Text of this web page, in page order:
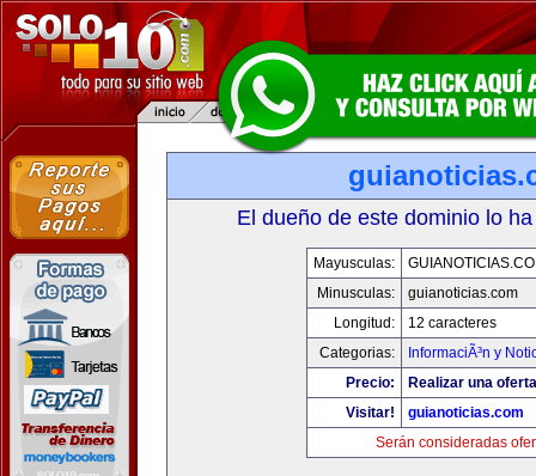
El dueño de este dominio lo
Mayusculas:
Minusculas:
guianoticias.com
Longitud:
12 caracteres
Categorias:
InformaciÃ³n y
Precio:
Realizar una
Visitar!
guianoticias.com
Serán consideradas